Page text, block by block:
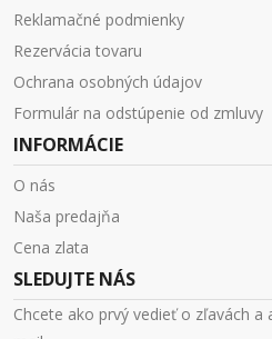
Reklamačné podmienky
Rezervácia tovaru
Ochrana osobných údajov
Formulár na odstúpenie od zmluvy
INFORMÁCIE
O nás
Naša predajňa
Cena zlata
SLEDUJTE NÁS
Chcete ako prvý vedieť o zľavách a